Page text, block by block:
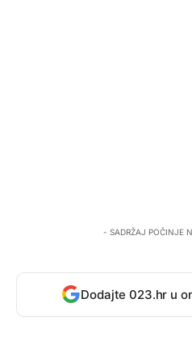
- SADRŽAJ POČINJE
Dodajte 023.hr u